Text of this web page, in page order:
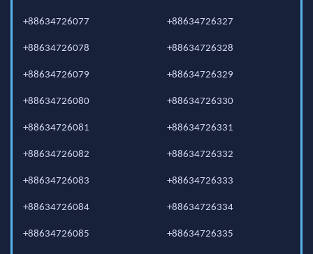
+88634726077
+88634726078
+88634726079
+88634726080
+88634726081
+88634726082
+88634726083
+88634726084
+88634726085
+88634726327
+88634726328
+88634726329
+88634726330
+88634726331
+88634726332
+88634726333
+88634726334
+88634726335